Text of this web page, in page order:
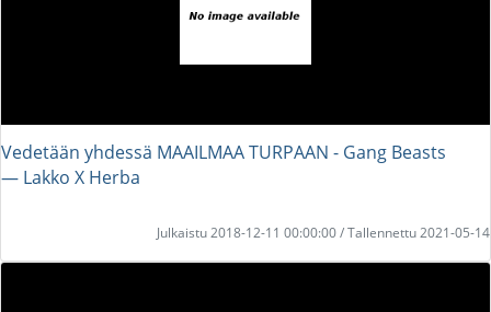
Vedetään yhdessä MAAILMAA TURPAAN - Gang Beasts
― Lakko X Herba
Julkaistu 2018-12-11 00:00:00 / Tallennettu 2021-05-14